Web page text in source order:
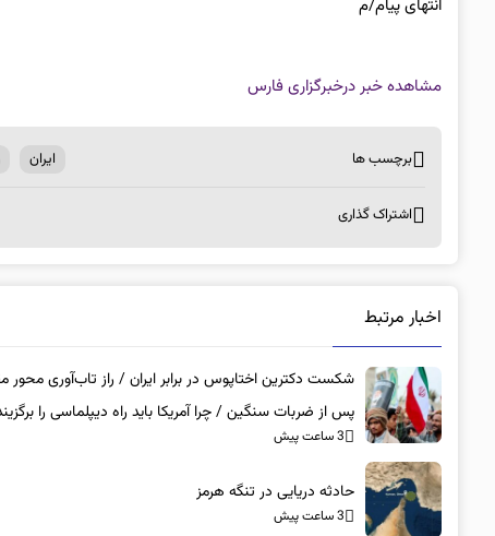
انتهای پیام/م
مشاهده خبر درخبرگزاری فارس
برچسب ها ایران
اشتراک گذاری
اخبار مرتبط
شکست دکترین اختاپوس در برابر ایران / راز تاب‌آوری محور
پس از ضربات سنگین / چرا آمریکا باید راه دیپلماسی را
3 ساعت پیش
حادثه دریایی در تنگه هرمز
3 ساعت پیش